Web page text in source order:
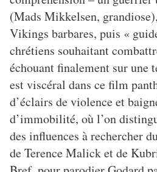
(Mads Mikkelsen,
Vikings barbares, puis «
chrétiens souhaitant
échouant finalement sur une
est viscéral dans ce film
d’éclairs de violence et
d’immobilité, où l’on
des influences à rechercher
de Terence Malick et de